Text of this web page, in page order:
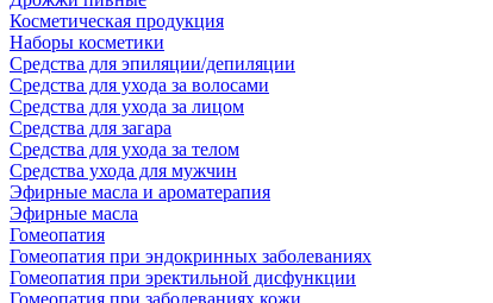
Косметическая продукция
Наборы косметики
Средства для эпиляции/депиляции
Средства для ухода за волосами
Средства для ухода за лицом
Средства для загара
Средства для ухода за телом
Средства ухода для мужчин
Эфирные масла и ароматерапия
Эфирные масла
Гомеопатия
Гомеопатия при эндокринных заболеваниях
Гомеопатия при эректильной дисфункции
Гомеопатия при заболеваниях кожи